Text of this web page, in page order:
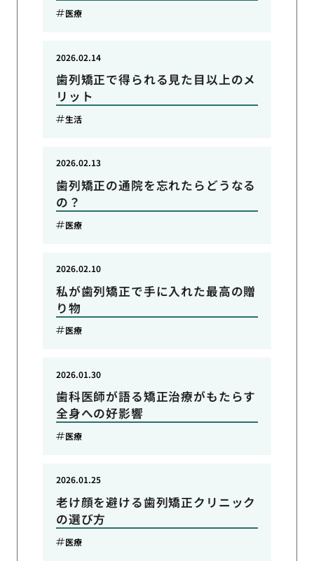
医療
歯列矯正で得られる見た目以上のメ
リット
2026.02.14
生活
歯列矯正の通院を忘れたらどうなる
の？
2026.02.13
医療
私が歯列矯正で手に入れた最高の贈
り物
2026.02.10
医療
歯科医師が語る矯正治療がもたらす
全身への好影響
2026.01.30
医療
老け顔を避ける歯列矯正クリニック
の選び方
2026.01.25
医療